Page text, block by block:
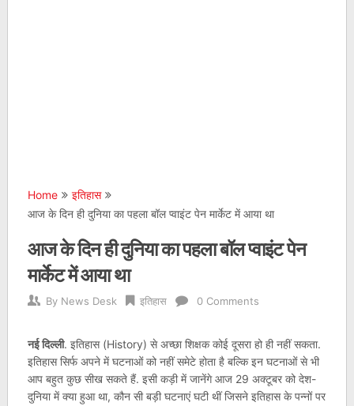
Home
इतिहास
आज के दिन ही दुनिया का पहला बॉल प्वाइंट पेन मार्केट में आया था
आज के दिन ही दुनिया का पहला बॉल प्वाइंट पेन
मार्केट में आया था
By News Desk इतिहास 0 Comments
नई दिल्ली. इतिहास (History) से अच्छा शिक्षक कोई दूसरा हो ही नहीं सकता.
इतिहास सिर्फ अपने में घटनाओं को नहीं समेटे होता है बल्कि इन घटनाओं से भी
आप बहुत कुछ सीख सकते हैं. इसी कड़ी में जानेंगे आज 29 अक्टूबर को देश-
दुनिया में क्या हुआ था, कौन सी बड़ी घटनाएं घटी थीं जिसने इतिहास के पन्नों पर